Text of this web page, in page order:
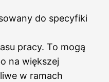
do specyfiki
pracy. To mogą
na większej
w ramach